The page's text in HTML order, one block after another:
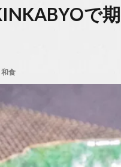
で
和食